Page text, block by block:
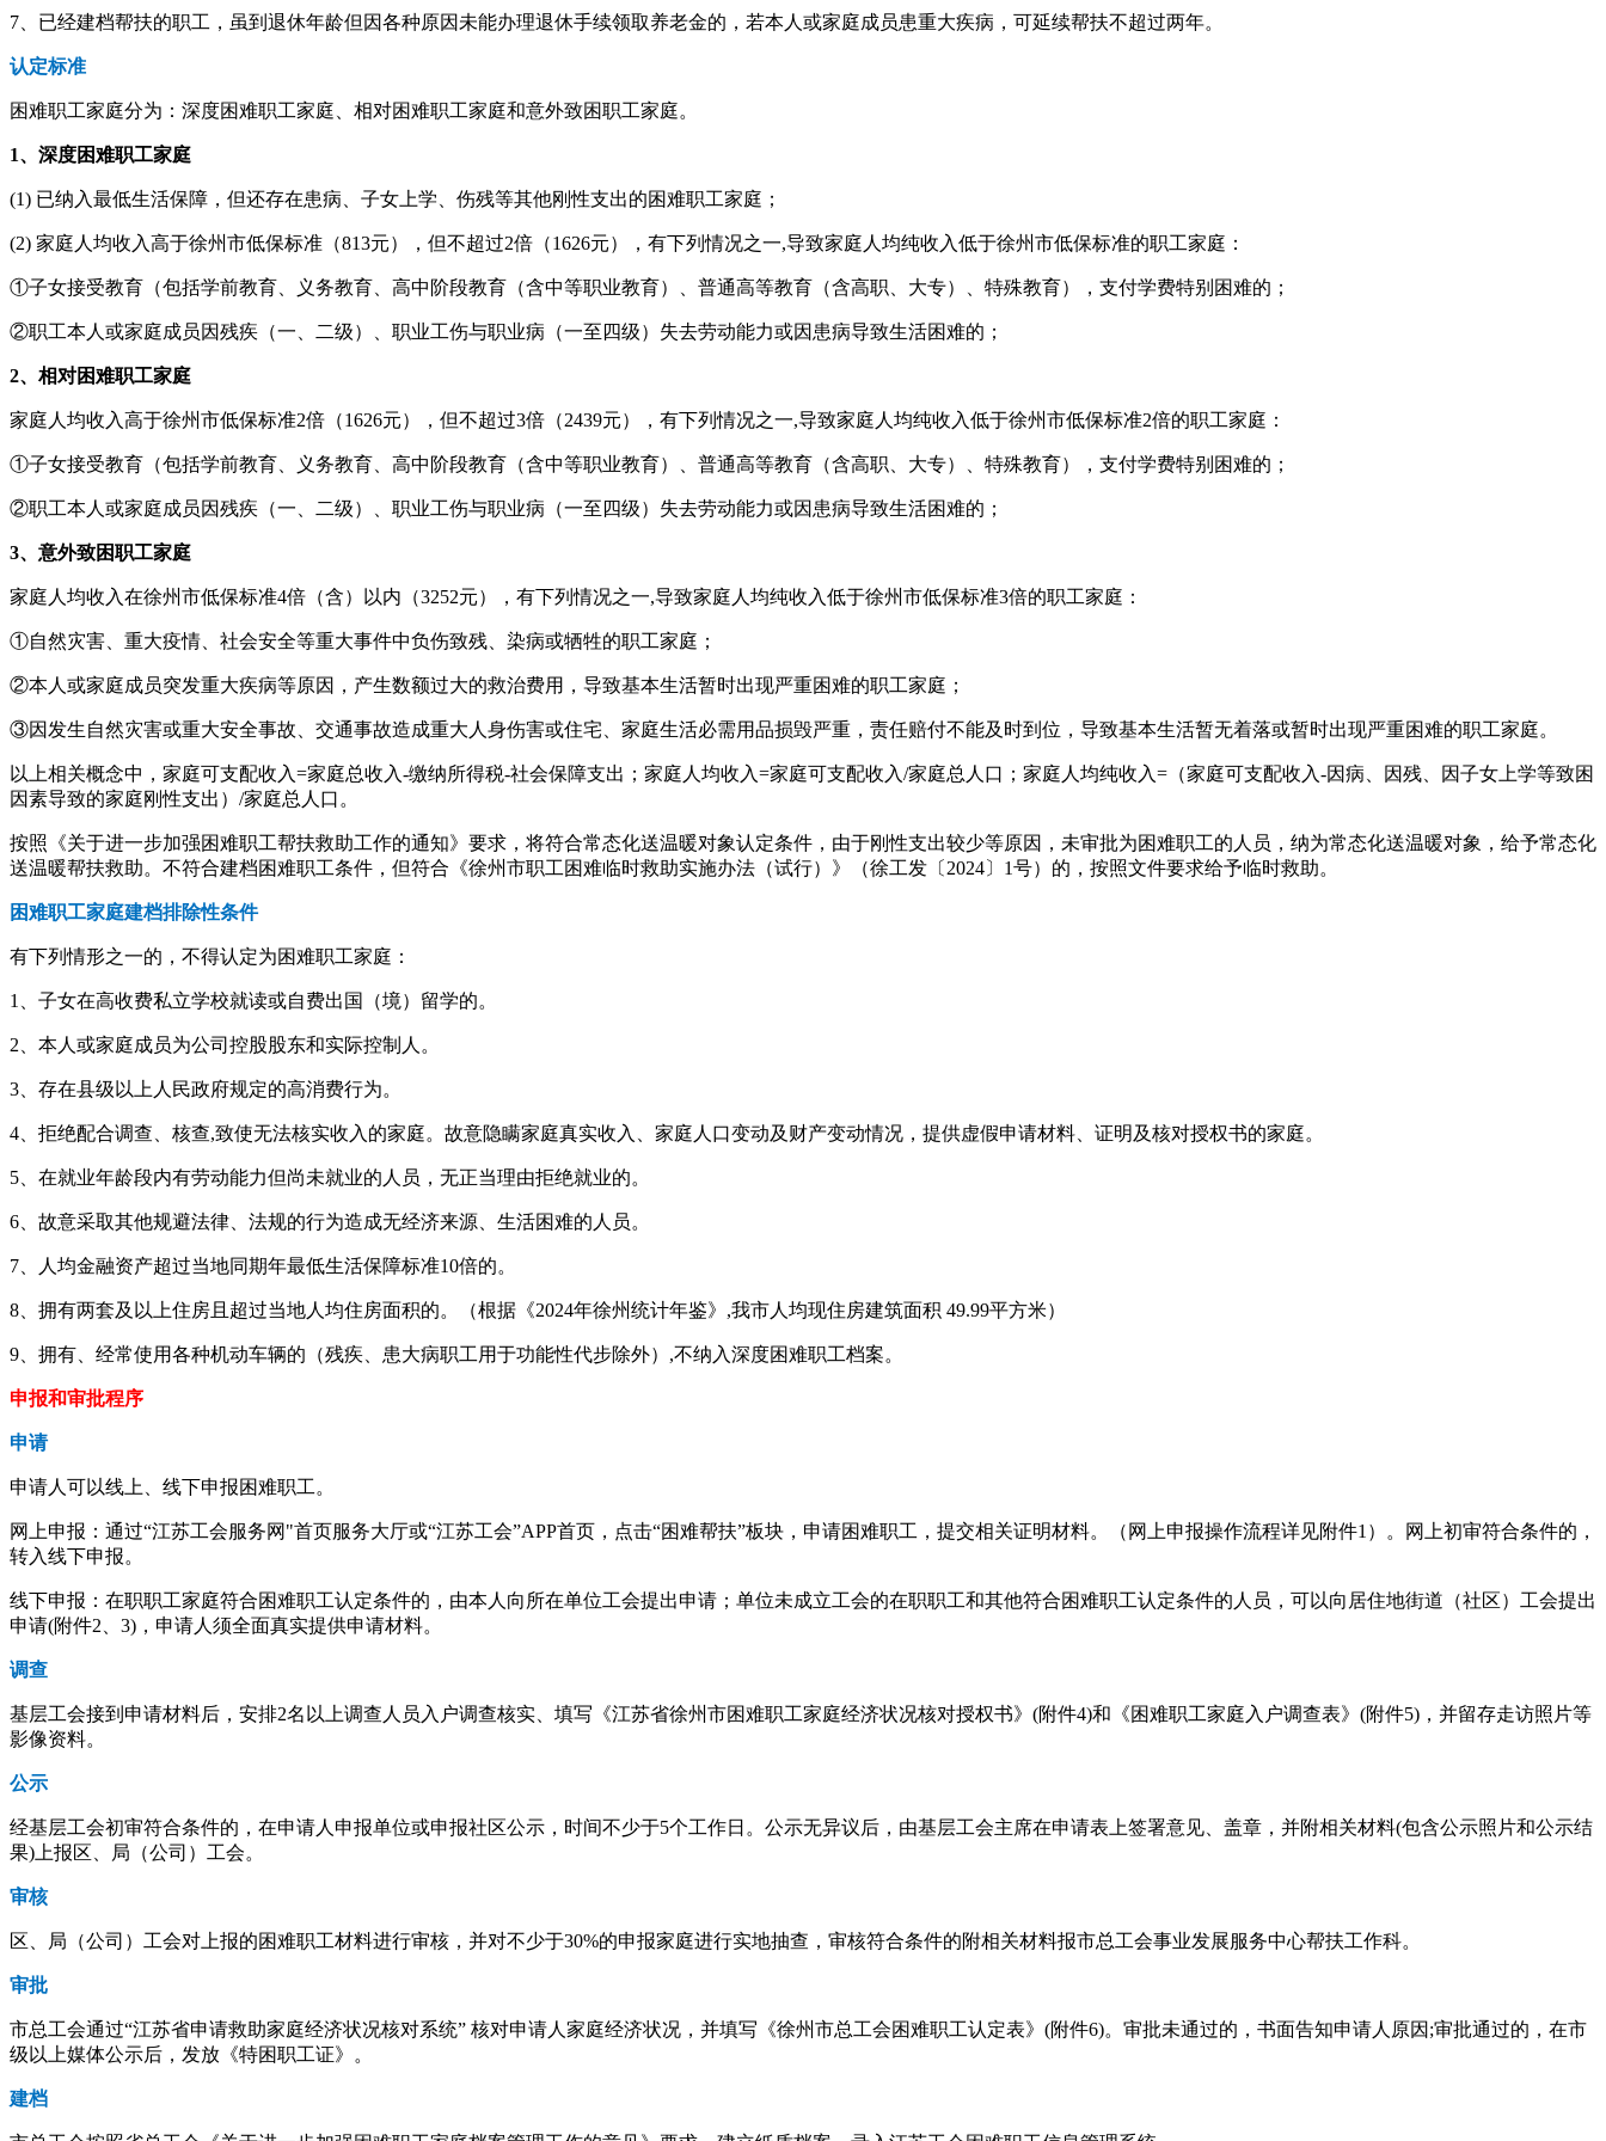
7、已经建档帮扶的职工，虽到退休年龄但因各种原因未能办理退休手续领取养老金的，若本人或家庭成员患重大疾病，可延续帮扶不超过两年。
认定标准
困难职工家庭分为：深度困难职工家庭、相对困难职工家庭和意外致困职工家庭。
1、深度困难职工家庭
(1) 已纳入最低生活保障，但还存在患病、子女上学、伤残等其他刚性支出的困难职工家庭；
(2) 家庭人均收入高于徐州市低保标准（813元），但不超过2倍（1626元），有下列情况之一,导致家庭人均纯收入低于徐州市低保标准的职工家庭：
①子女接受教育（包括学前教育、义务教育、高中阶段教育（含中等职业教育）、普通高等教育（含高职、大专）、特殊教育），支付学费特别困难的；
②职工本人或家庭成员因残疾（一、二级）、职业工伤与职业病（一至四级）失去劳动能力或因患病导致生活困难的；
2、相对困难职工家庭
家庭人均收入高于徐州市低保标准2倍（1626元），但不超过3倍（2439元），有下列情况之一,导致家庭人均纯收入低于徐州市低保标准2倍的职工家庭：
①子女接受教育（包括学前教育、义务教育、高中阶段教育（含中等职业教育）、普通高等教育（含高职、大专）、特殊教育），支付学费特别困难的；
②职工本人或家庭成员因残疾（一、二级）、职业工伤与职业病（一至四级）失去劳动能力或因患病导致生活困难的；
3、意外致困职工家庭
家庭人均收入在徐州市低保标准4倍（含）以内（3252元），有下列情况之一,导致家庭人均纯收入低于徐州市低保标准3倍的职工家庭：
①自然灾害、重大疫情、社会安全等重大事件中负伤致残、染病或牺牲的职工家庭；
②本人或家庭成员突发重大疾病等原因，产生数额过大的救治费用，导致基本生活暂时出现严重困难的职工家庭；
③因发生自然灾害或重大安全事故、交通事故造成重大人身伤害或住宅、家庭生活必需用品损毁严重，责任赔付不能及时到位，导致基本生活暂无着落或暂时出现严重困难的职工家庭。
以上相关概念中，家庭可支配收入=家庭总收入-缴纳所得税-社会保障支出；家庭人均收入=家庭可支配收入/家庭总人口；家庭人均纯收入=（家庭可支配收入-因病、因残、因子女上学等致困
因素导致的家庭刚性支出）/家庭总人口。
按照《关于进一步加强困难职工帮扶救助工作的通知》要求，将符合常态化送温暖对象认定条件，由于刚性支出较少等原因，未审批为困难职工的人员，纳为常态化送温暖对象，给予常态化
送温暖帮扶救助。不符合建档困难职工条件，但符合《徐州市职工困难临时救助实施办法（试行）》（徐工发〔2024〕1号）的，按照文件要求给予临时救助。
困难职工家庭建档排除性条件
有下列情形之一的，不得认定为困难职工家庭：
1、子女在高收费私立学校就读或自费出国（境）留学的。
2、本人或家庭成员为公司控股股东和实际控制人。
3、存在县级以上人民政府规定的高消费行为。
4、拒绝配合调查、核查,致使无法核实收入的家庭。故意隐瞒家庭真实收入、家庭人口变动及财产变动情况，提供虚假申请材料、证明及核对授权书的家庭。
5、在就业年龄段内有劳动能力但尚未就业的人员，无正当理由拒绝就业的。
6、故意采取其他规避法律、法规的行为造成无经济来源、生活困难的人员。
7、人均金融资产超过当地同期年最低生活保障标准10倍的。
8、拥有两套及以上住房且超过当地人均住房面积的。（根据《2024年徐州统计年鉴》,我市人均现住房建筑面积 49.99平方米）
9、拥有、经常使用各种机动车辆的（残疾、患大病职工用于功能性代步除外）,不纳入深度困难职工档案。
申报和审批程序
申请
申请人可以线上、线下申报困难职工。
网上申报：通过“江苏工会服务网"首页服务大厅或“江苏工会”APP首页，点击“困难帮扶”板块，申请困难职工，提交相关证明材料。（网上申报操作流程详见附件1）。网上初审符合条件的，
转入线下申报。
线下申报：在职职工家庭符合困难职工认定条件的，由本人向所在单位工会提出申请；单位未成立工会的在职职工和其他符合困难职工认定条件的人员，可以向居住地街道（社区）工会提出
申请(附件2、3)，申请人须全面真实提供申请材料。
调查
基层工会接到申请材料后，安排2名以上调查人员入户调查核实、填写《江苏省徐州市困难职工家庭经济状况核对授权书》(附件4)和《困难职工家庭入户调查表》(附件5)，并留存走访照片等
影像资料。
公示
经基层工会初审符合条件的，在申请人申报单位或申报社区公示，时间不少于5个工作日。公示无异议后，由基层工会主席在申请表上签署意见、盖章，并附相关材料(包含公示照片和公示结
果)上报区、局（公司）工会。
审核
区、局（公司）工会对上报的困难职工材料进行审核，并对不少于30%的申报家庭进行实地抽查，审核符合条件的附相关材料报市总工会事业发展服务中心帮扶工作科。
审批
市总工会通过“江苏省申请救助家庭经济状况核对系统” 核对申请人家庭经济状况，并填写《徐州市总工会困难职工认定表》(附件6)。审批未通过的，书面告知申请人原因;审批通过的，在市
级以上媒体公示后，发放《特困职工证》。
建档